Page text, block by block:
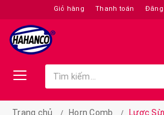
Giỏ hàng Thanh toán
Trang chủ Horn Comb
Lược